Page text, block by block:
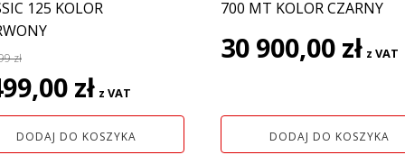
125 KOLOR
zł
zł cena
wynosi:
8
z VAT
DODAJ DO KOSZYKA
700 MT KOLOR CZARNY
30 900,00 zł z VAT
DODAJ DO KOSZYKA